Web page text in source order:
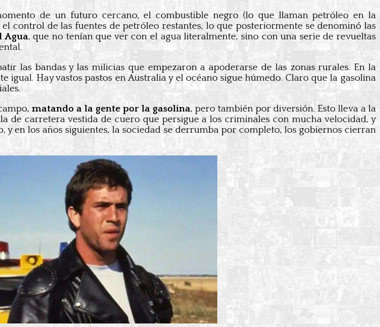
de un futuro cercano, el combustible negro (lo que llaman petróleo en la
control de las fuentes de petróleo restantes, lo que posteriormente se denominó las
Agua, que no tenían que ver con el agua literalmente, sino con una serie de revueltas
las bandas y las milicias que empezaron a apoderarse de las zonas rurales. En la
igual. Hay vastos pastos en Australia y el océano sigue húmedo. Claro que la gasolina
matando a la gente por la gasolina, pero también por diversión. Esto lleva a la
de carretera vestida de cuero que persigue a los criminales con mucha velocidad, y
en los años siguientes, la sociedad se derrumba por completo, los gobiernos cierran